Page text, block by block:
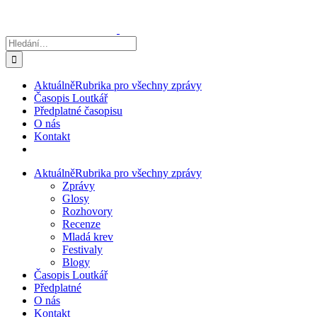
obsah
Hledat:
AktuálněRubrika pro všechny zprávy
Časopis Loutkář
Předplatné časopisu
O nás
Kontakt
AktuálněRubrika pro všechny zprávy
Zprávy
Glosy
Rozhovory
Recenze
Mladá krev
Festivaly
Blogy
Časopis Loutkář
Předplatné
O nás
Kontakt